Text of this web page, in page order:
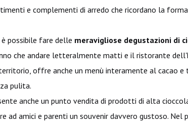
e complementi di arredo che ricordano la
possibile fare delle meravigliose degustazioni di
che andare letteralmente matti e il ristorante
offre anche un menù interamente al cacao e
pulita.
anche un punto vendita di prodotti di alta
ad amici e parenti un souvenir davvero gustoso. Nel